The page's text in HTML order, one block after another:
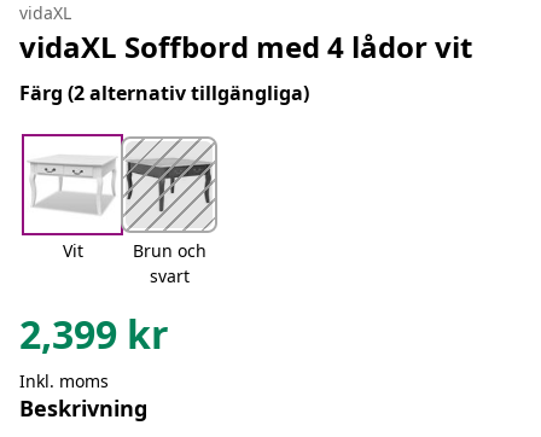
vidaXL
vidaXL Soffbord med 4 lådor vit
Färg (2 alternativ tillgängliga)
Vit
Brun och
svart
2,399 kr
Inkl. moms
Beskrivning